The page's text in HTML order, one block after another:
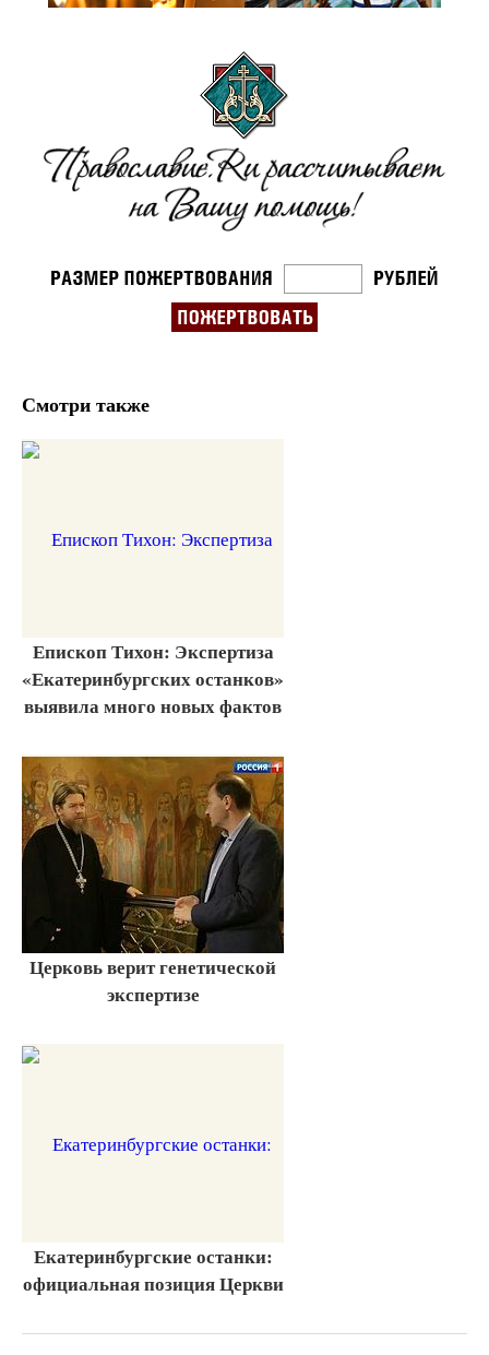
Смотри также
Епископ Тихон: Экспертиза
«Екатеринбургских останков»
выявила много новых фактов
Церковь верит генетической
экспертизе
Екатеринбургские останки:
официальная позиция Церкви